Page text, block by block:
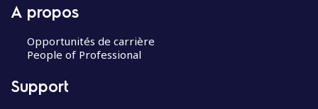
A propos
Opportunités de carrière
People of Professional
Support